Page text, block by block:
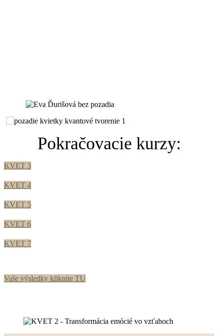
Pokračovacie kurzy:
KVET 3
KVET 4
KVET 5
KVET 6
KVET 7
Vaše výsledky kliknite TU